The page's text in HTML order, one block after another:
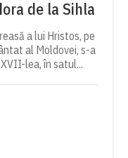
de la Sihla
a lui Hristos, pe
al Moldovei, s-a
lea, în satul...